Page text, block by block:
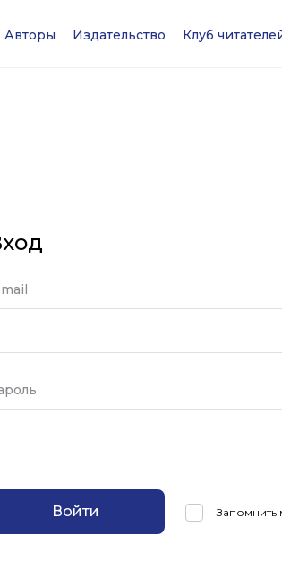
Авторы Издательство Клуб
Войти Запомнить